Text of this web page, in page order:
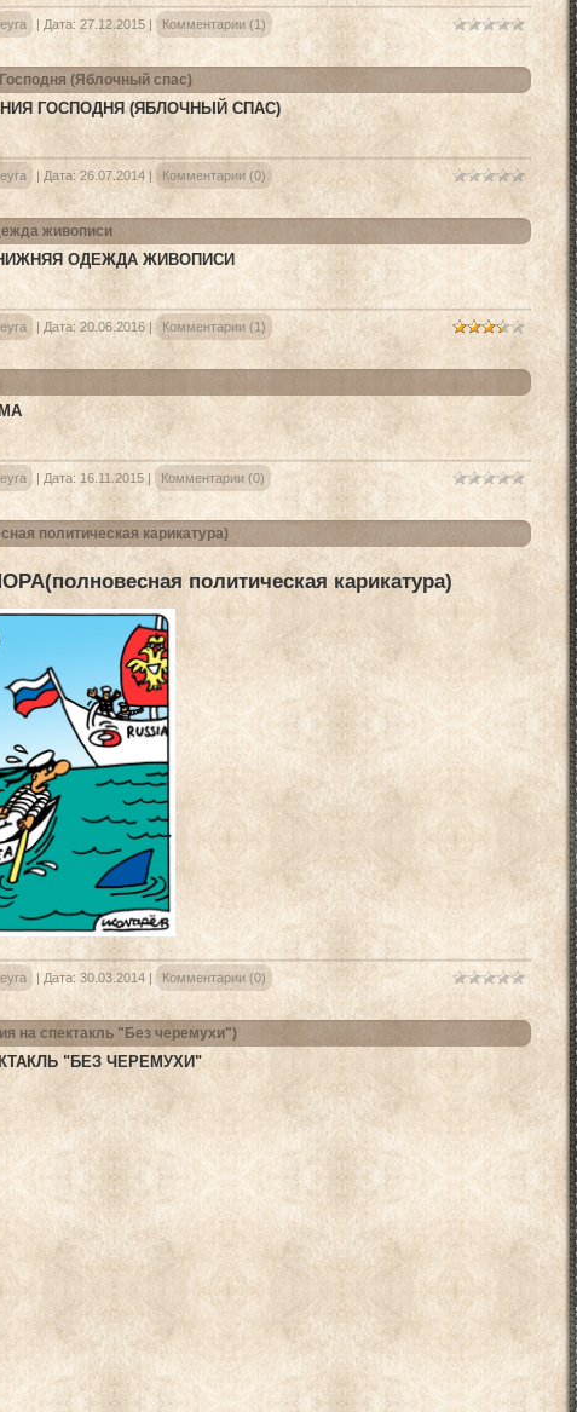
| Дата: 27.12.2015 | Комментарии (1)
(Яблочный спас)
ГОСПОДНЯ (ЯБЛОЧНЫЙ СПАС)
| Дата: 26.07.2014 | Комментарии (0)
живописи
ОДЕЖДА ЖИВОПИСИ
| Дата: 20.06.2016 | Комментарии (1)
| Дата: 16.11.2015 | Комментарии (0)
политическая карикатура)
политическая карикатура)
Дата: 30.03.2014 Комментарии (0)
на спектакль "Без черемухи")
"БЕЗ ЧЕРЕМУХИ"